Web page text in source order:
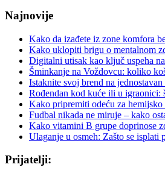
Najnovije
Kako da izađete iz zone komfora
Kako uklopiti brigu o mentalnom
Digitalni utisak kao ključ uspeha
Šminkanje na Voždovcu: koliko
Istaknite svoj brend na
Rođendan kod kuće ili u igraonici:
Kako pripremiti odeću za hemijsko
Fudbal nikada ne miruje – kako
Kako vitamini B grupe doprinose
Ulaganje u osmeh: Zašto se
Prijatelji: